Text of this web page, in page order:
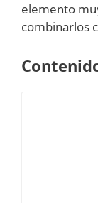
elemento
combinarlos